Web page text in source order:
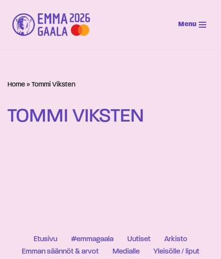
Siirry
suoraan
Menu
Home » Tommi Viksten
TOMMI VIKSTEN
Etusivu #emmagaala Uutiset
Arkisto
Emman säännöt & arvot
Medialle
Yleisölle / liput